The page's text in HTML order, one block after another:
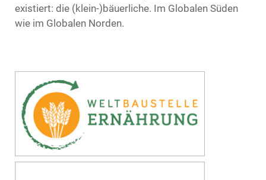
existiert: die (klein-)bäuerliche. Im Globalen Süden
wie im Globalen Norden.